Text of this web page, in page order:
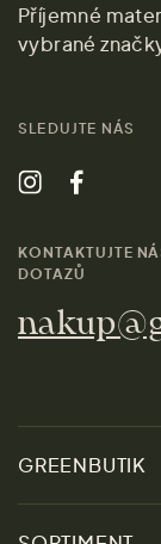
Příjemné
vybrané
SLEDUJTE NÁS
KONTAKTUJTE
DOTAZŮ
GREENBUTIK